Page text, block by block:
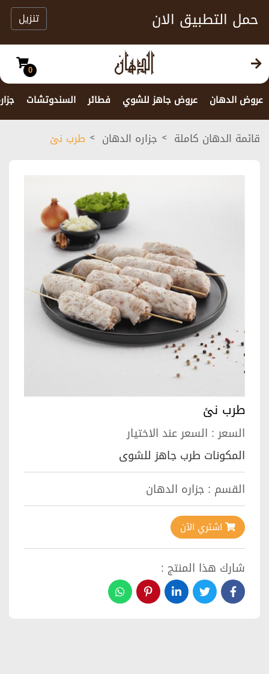
حمل التطبيق الان تنزيل
0
عروض الدهان عروض جاهز للشوي فطائر السندوتشات
قائمة الدهان كاملة جزاره الدهان طرب نئ
طرب نئ
السعر : السعر عند الاختيار
المكونات طرب جاهز للشوى
القسم : جزاره الدهان
اشتري الآن
شارك هذا المنتج :